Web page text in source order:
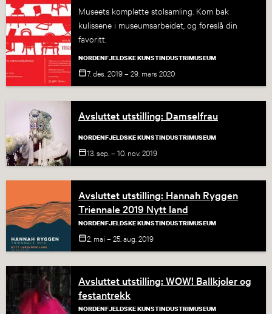
Museets komplette stolsamling. Kom bak
kulissene i museumsarbeidet, og foreslå din
favoritt.
NORDENFJELDSKE KUNSTINDUSTRIMUSEUM
7. des. 2019 – 29. mars 2020
Avsluttet utstilling: Damselfrau
NORDENFJELDSKE KUNSTINDUSTRIMUSEUM
13. sep. – 10. nov. 2019
Avsluttet utstilling: Hannah Ryggen
Triennale 2019 Nytt land
NORDENFJELDSKE KUNSTINDUSTRIMUSEUM
2. mai – 25. aug. 2019
Avsluttet utstilling: WOW! Ballkjoler og
festantrekk
NORDENFJELDSKE KUNSTINDUSTRIMUSEUM